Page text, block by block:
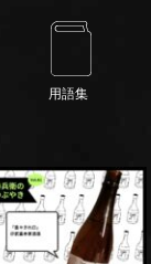
用語集